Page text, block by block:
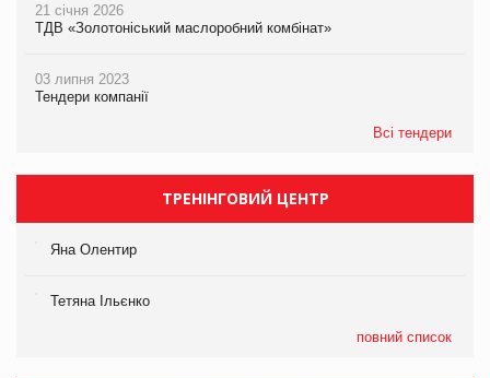
21 січня 2026
ТДВ «Золотоніський маслоробний комбінат»
03 липня 2023
Тендери компанії
Всі тендери
ТРЕНІНГОВИЙ ЦЕНТР
Яна Олентир
Тетяна Ільєнко
повний список